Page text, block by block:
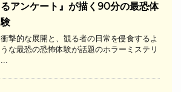
るアンケート』が描く90分の最恐体
験
衝撃的な展開と、観る者の日常を侵食するよ
うな最恐の恐怖体験が話題のホラーミステリ
...